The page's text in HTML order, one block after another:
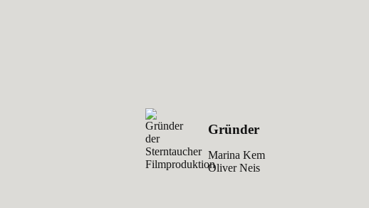
Gründer
Marina Kem
Oliver Neis